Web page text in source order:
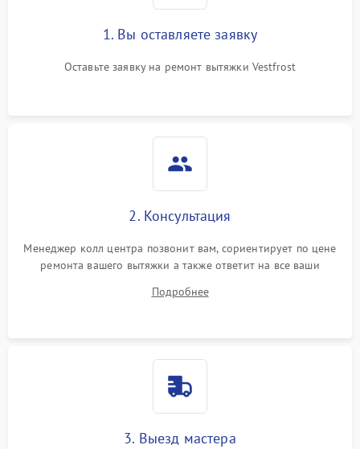
1. Вы оставляете заявку
Оставьте заявку на ремонт вытяжки Vestfrost
2. Консультация
Менеджер колл центра позвонит вам, сориентирует по цене
ремонта вашего вытяжки а также ответит на все ваши
Подробнее
3. Выезд мастера